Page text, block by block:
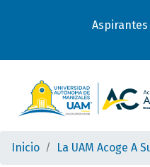
Aspirantes
Inicio La UAM Acoge A